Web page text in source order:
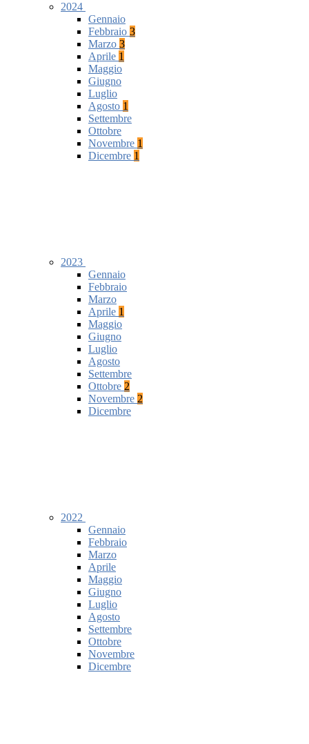
2024
Gennaio
Febbraio 3
Marzo 3
Aprile 1
Maggio
Giugno
Luglio
Agosto 1
Settembre
Ottobre
Novembre 1
Dicembre 1
2023
Gennaio
Febbraio
Marzo
Aprile 1
Maggio
Giugno
Luglio
Agosto
Settembre
Ottobre 2
Novembre 2
Dicembre
2022
Gennaio
Febbraio
Marzo
Aprile
Maggio
Giugno
Luglio
Agosto
Settembre
Ottobre
Novembre
Dicembre